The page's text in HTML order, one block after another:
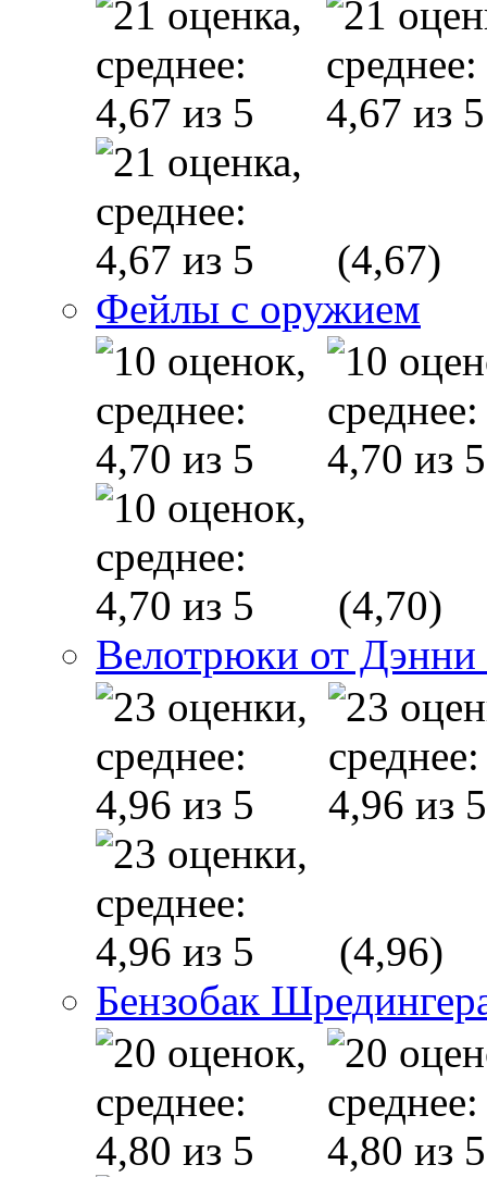
(4,67)
Фейлы с оружием
(4,70)
Велотрюки от Дэнни
(4,96)
Бензобак